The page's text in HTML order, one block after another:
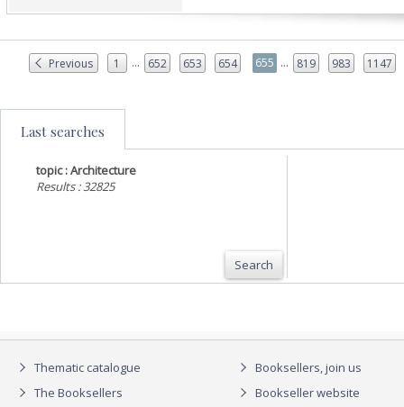
Previous 1 ... 652 653 654 655 ... 819 983 1147
Last searches
topic : Architecture
Results : 32825
Search
Thematic catalogue
The Booksellers
Booksellers, join us
Bookseller website